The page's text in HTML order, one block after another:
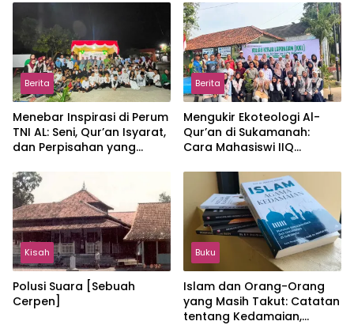
Berita
Menebar Inspirasi di Perum
TNI AL: Seni, Qur’an Isyarat,
dan Perpisahan yang
Berita
Mengukir Ekoteologi Al-
Qur’an di Sukamanah:
Cara Mahasiswi IIQ
Jonggol
Kisah
Polusi Suara [Sebuah
Cerpen]
Buku
Islam dan Orang-Orang
yang Masih Takut: Catatan
tentang Kedamaian,